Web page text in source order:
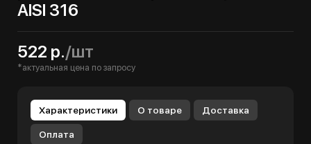
AISI 316
522 р./шт
*актуальная цена по запросу
Характеристики О товаре Доставка
Оплата